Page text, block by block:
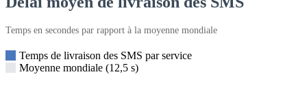
Temps en secondes par rapport à la moyenne mondiale
Temps de livraison des SMS par service
Moyenne mondiale (12,5 s)